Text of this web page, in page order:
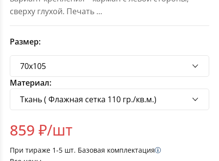
сверху глухой. Печать ...
Размер:
Материал:
859 ₽/шт
При тираже 1-5 шт. Базовая комплектация